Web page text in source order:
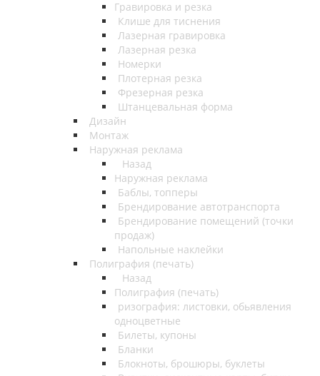
Гравировка и резка
Клише для тиснения
Лазерная гравировка
Лазерная резка
Номерки
Плотерная резка
Фрезерная резка
Штанцевальная форма
Дизайн
Монтаж
Наружная реклама
Назад
Наружная реклама
Баблы, топперы
Брендирование автотранспорта
Брендирование помещений (точки
продаж)
Напольные наклейки
Полиграфия (печать)
Назад
Полиграфия (печать)
ризография: листовки, обьявления
одноцветные
Билеты, купоны
Бланки
Блокноты, брошюры, буклеты